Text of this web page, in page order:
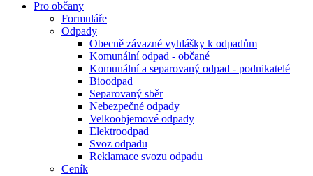
Pro občany
Formuláře
Odpady
Obecně závazné vyhlášky k odpadům
Komunální odpad - občané
Komunální a separovaný odpad - podnikatelé
Bioodpad
Separovaný sběr
Nebezpečné odpady
Velkoobjemové odpady
Elektroodpad
Svoz odpadu
Reklamace svozu odpadu
Ceník